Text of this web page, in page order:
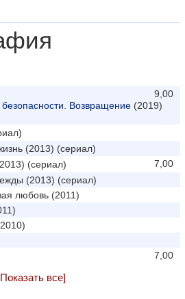
9,00
Возвращение (2019)
(2013) (сериал)
7,00
(сериал)
(2013) (сериал)
любовь (2011)
7,00
все]